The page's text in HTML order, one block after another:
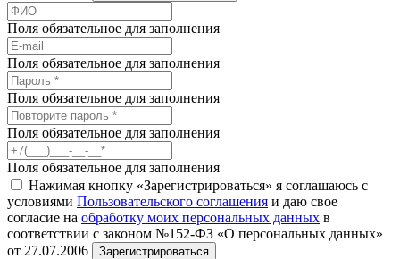
Поля обязательное для заполнения
Поля обязательное для заполнения
Поля обязательное для заполнения
Поля обязательное для заполнения
Поля обязательное для заполнения
Нажимая кнопку «Зарегистрироваться» я соглашаюсь с
условиями Пользовательского соглашения и даю свое
согласие на обработку моих персональных данных в
соответствии с законом №152-ФЗ «О персональных данных»
от 27.07.2006
Зарегистрироваться